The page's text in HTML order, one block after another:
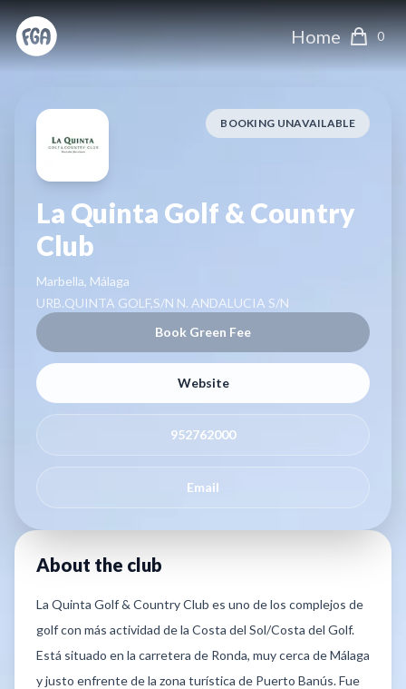
Home 0
BOOKING UNAVAILABLE
La Quinta Golf & Country
Club
Marbella, Málaga
URB.QUINTA GOLF,S/N N. ANDALUCIA S/N
Book Green Fee
Website
952762000
Email
About the club
La Quinta Golf & Country Club es uno de los complejos de
golf con más actividad de la Costa del Sol/Costa del Golf.
Está situado en la carretera de Ronda, muy cerca de Málaga
y justo enfrente de la zona turística de Puerto Banús. Fue